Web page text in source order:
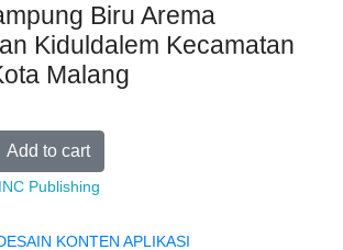
Biru Arema
Kiduldalem Kecamatan
Malang
Add to cart
Publishing